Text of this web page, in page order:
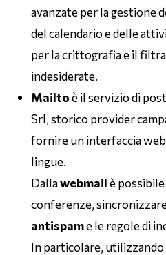
avanzate per la gestione
del calendario e delle
per la crittografia e il
indesiderate.
Mailtoè il servizio di
Srl, storico provider
fornire un interfaccia
lingue.
Dallawebmailè
conferenze,
antispame le regole di
In particolare, utilizzando